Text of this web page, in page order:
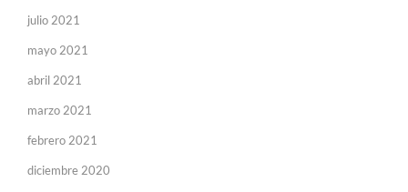
julio 2021
mayo 2021
abril 2021
marzo 2021
febrero 2021
diciembre 2020